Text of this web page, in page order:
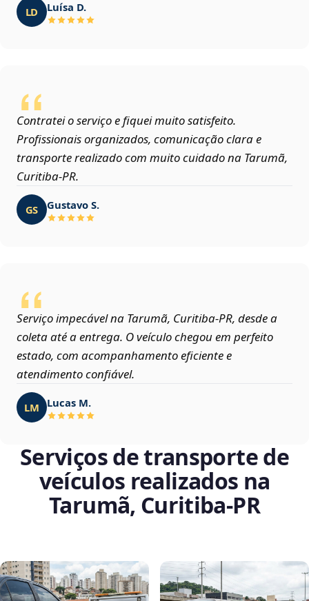
LD Luísa D.
Contratei o serviço e fiquei muito satisfeito.
Profissionais organizados, comunicação clara e
transporte realizado com muito cuidado na Tarumã,
Curitiba‑PR.
GS Gustavo S.
Serviço impecável na Tarumã, Curitiba‑PR, desde a
coleta até a entrega. O veículo chegou em perfeito
estado, com acompanhamento eficiente e
atendimento confiável.
LM Lucas M.
Serviços de transporte de
veículos realizados na
Tarumã, Curitiba‑PR